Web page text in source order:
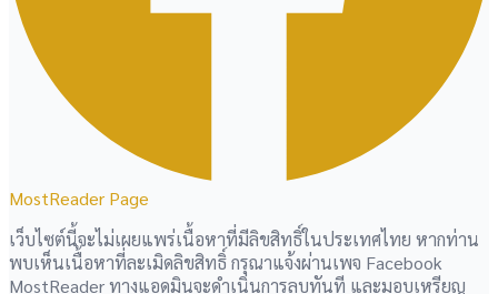
MostReader Page
เว็บไซต์นี้จะไม่เผยแพร่เนื้อหาที่มีลิขสิทธิ์ในประเทศไทย หากท่าน
พบเห็นเนื้อหาที่ละเมิดลิขสิทธิ์ กรุณาแจ้งผ่านเพจ Facebook
MostReader ทางแอดมินจะดำเนินการลบทันที และมอบเหรียญ